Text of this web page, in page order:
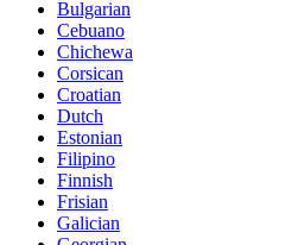
Bulgarian
Cebuano
Chichewa
Corsican
Croatian
Dutch
Estonian
Filipino
Finnish
Frisian
Galician